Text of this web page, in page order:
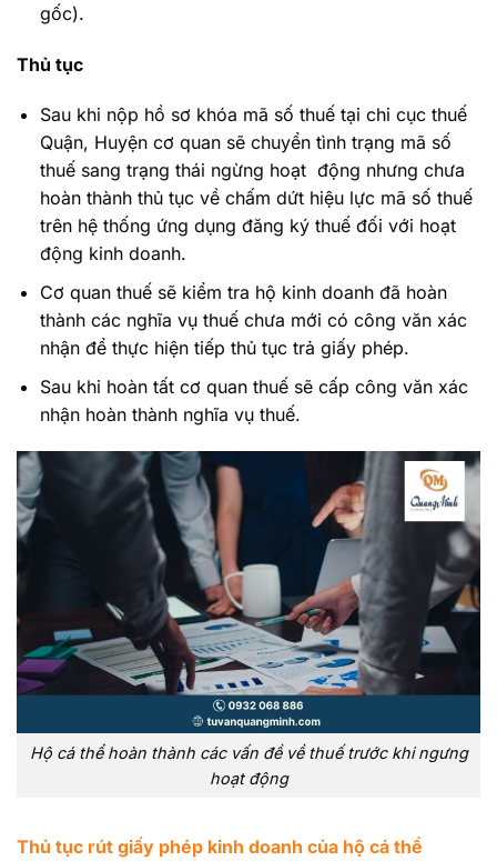
gốc).
Thủ tục
Sau khi nộp hồ sơ khóa mã số thuế tại chi cục thuế
Quận, Huyện cơ quan sẽ chuyển tình trạng mã số
thuế sang trạng thái ngừng hoạt động nhưng chưa
hoàn thành thủ tục về chấm dứt hiệu lực mã số thuế
trên hệ thống ứng dụng đăng ký thuế đối với hoạt
động kinh doanh.
Cơ quan thuế sẽ kiểm tra hộ kinh doanh đã hoàn
thành các nghĩa vụ thuế chưa mới có công văn xác
nhận để thực hiện tiếp thủ tục trả giấy phép.
Sau khi hoàn tất cơ quan thuế sẽ cấp công văn xác
nhận hoàn thành nghĩa vụ thuế.
Hộ cá thể hoàn thành các vấn đề về thuế trước khi ngưng
hoạt động
Thủ tục rút giấy phép kinh doanh của hộ cá thể